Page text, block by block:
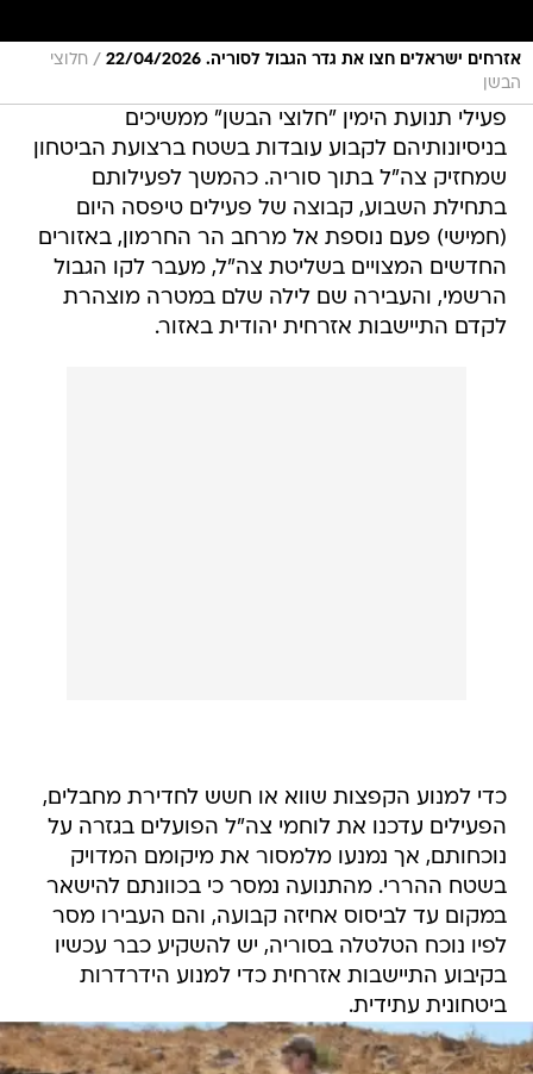
אזרחים ישראלים חצו את גדר הגבול לסוריה. 22/04/2026 / חלוצי
הבשן
פעילי תנועת הימין "חלוצי הבשן" ממשיכים
בניסיונותיהם לקבוע עובדות בשטח ברצועת הביטחון
שמחזיק צה"ל בתוך סוריה. כהמשך לפעילותם
בתחילת השבוע, קבוצה של פעילים טיפסה היום
(חמישי) פעם נוספת אל מרחב הר החרמון, באזורים
החדשים המצויים בשליטת צה"ל, מעבר לקו הגבול
הרשמי, והעבירה שם לילה שלם במטרה מוצהרת
לקדם התיישבות אזרחית יהודית באזור.
כדי למנוע הקפצות שווא או חשש לחדירת מחבלים,
הפעילים עדכנו את לוחמי צה"ל הפועלים בגזרה על
נוכחותם, אך נמנעו מלמסור את מיקומם המדויק
בשטח ההררי. מהתנועה נמסר כי בכוונתם להישאר
במקום עד לביסוס אחיזה קבועה, והם העבירו מסר
לפיו נוכח הטלטלה בסוריה, יש להשקיע כבר עכשיו
בקיבוע התיישבות אזרחית כדי למנוע הידרדרות
ביטחונית עתידית.